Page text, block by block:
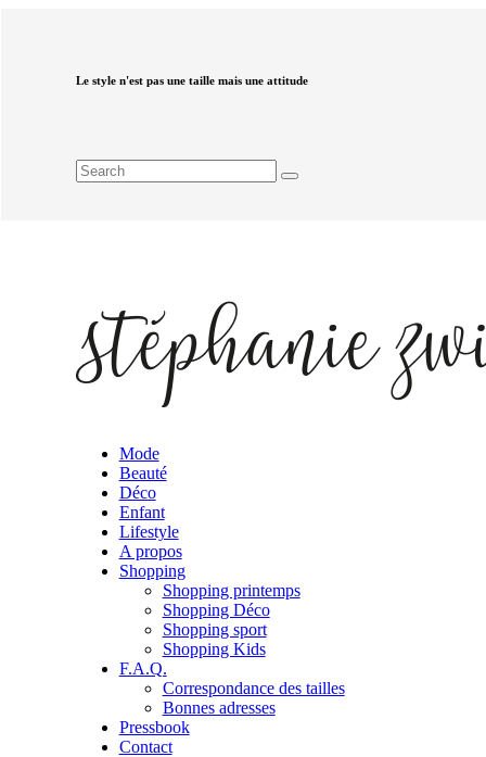
Le style n'est pas une taille mais une attitude
Mode
Beauté
Déco
Enfant
Lifestyle
A propos
Shopping
Shopping printemps
Shopping Déco
Shopping sport
Shopping Kids
F.A.Q.
Correspondance des tailles
Bonnes adresses
Pressbook
Contact